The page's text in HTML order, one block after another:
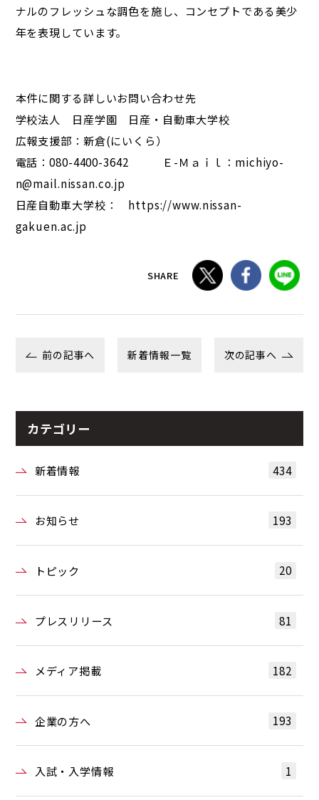
ナルのフレッシュな調色を施し、コンセプトである美少
年を表現しています。
本件に関する詳しいお問い合わせ先
学校法人 日産学園 日産・自動車大学校
広報支援部：新倉(にいくら）
電話：080-4400-3642 Ｅ-Ｍａｉｌ：michiyo-
n@mail.nissan.co.jp
日産自動車大学校： https://www.nissan-
gakuen.ac.jp
SHARE
前の記事へ 新着情報一覧 次の記事へ
カテゴリー
新着情報 434
お知らせ 193
トピック 20
プレスリリース 81
メディア掲載 182
企業の方へ 193
入試・入学情報 1